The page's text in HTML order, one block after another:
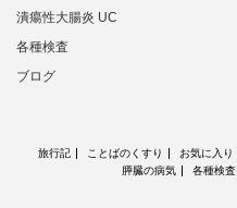
潰瘍性大腸炎 UC
各種検査
ブログ
旅行記 ことばのくすり お気に入り
膵臓の病気
各種検査